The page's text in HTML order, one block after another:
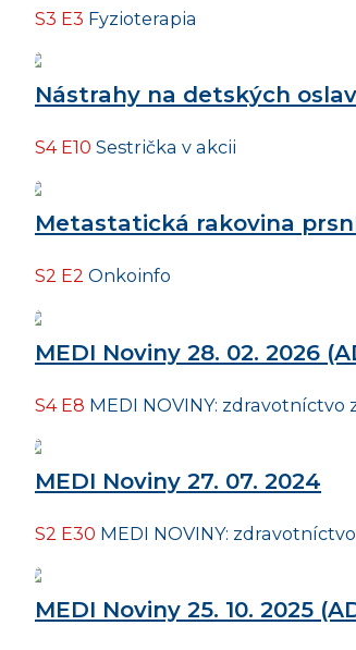
S3 E3 Fyzioterapia
Nástrahy na detských
S4 E10 Sestrička v akcii
Metastatická rakovina
S2 E2 Onkoinfo
MEDI Noviny 28. 02. 2026
S4 E8 MEDI NOVINY:
MEDI Noviny 27. 07. 2024
S2 E30 MEDI NOVINY:
MEDI Noviny 25. 10. 2025